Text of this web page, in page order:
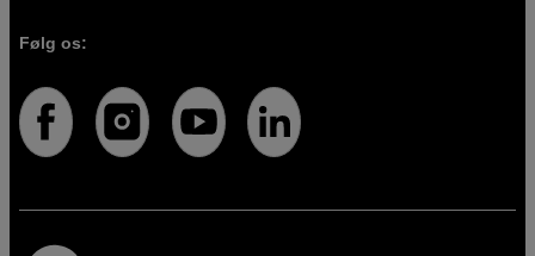
Følg os: